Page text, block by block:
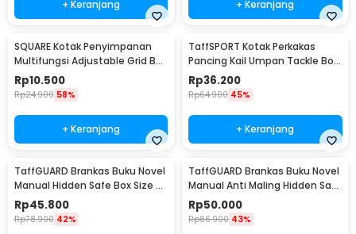
+ Keranjang + Keranjang
SQUARE Kotak Penyimpanan
Multifungsi Adjustable Grid Box
24 Slot - J24D
Rp10.500
Rp24.900 58%
+ Keranjang
TaffSPORT Kotak Perkakas
Pancing Kail Umpan Tackle Box
14 Grid - LYH-1017
Rp36.200
Rp64.900 45%
+ Keranjang
TaffGUARD Brankas Buku Novel
Manual Hidden Safe Box Size S
- KB-20L
Rp45.800
Rp78.900 42%
TaffGUARD Brankas Buku Novel
Manual Anti Maling Hidden Safe
Box Size S - KB-20L
Rp50.000
Rp86.900 43%